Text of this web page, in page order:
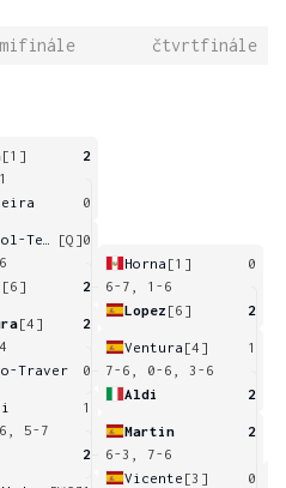
čtvrtfinále
[1]
2
0
[Q]0
[6] 2
[4]
2
Traver
0
1
5-7
2
Horna [1]
0
6-7, 1-6
Lopez [6] 2
Ventura [4]
1
7-6, 0-6, 3-6
Aldi
2
Martin
2
6-3, 7-6
Vicente [3] 0